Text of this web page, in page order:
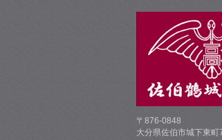
〒876-0848
大分県佐伯市城下東町